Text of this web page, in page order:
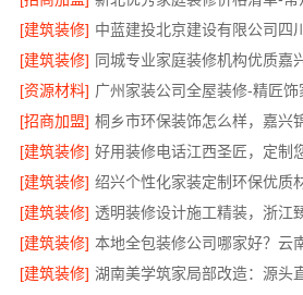
[建筑装修]
[建筑装修] 同城专业家庭装修机构优质嘉
[资源材料] 广州家装公司全屋装修-精匠
[招商加盟] 桐乡市环保装饰怎么样，嘉兴
[建筑装修] 好用装修电话江西圣匠，定制
[建筑装修] 绍兴个性化家装定制环保优质
[建筑装修]
[建筑装修] 本地全包装修公司哪家好？云
[建筑装修] 湖南美学筑家局部改造：源头